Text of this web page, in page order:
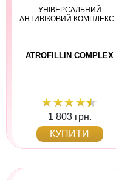
УНІВЕРСАЛЬНИЙ
АНТИВІКОВИЙ КОМПЛЕКС...
ATROFILLIN COMPLEX
1 803 грн.
КУПИТИ